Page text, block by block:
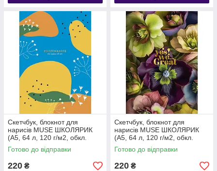
Скетчбук, блокнот для
нарисів MUSE ШКОЛЯРИК
(А5, 64 л, 120 г/м2, обкл.
картон)
Готово до відправки
220 ₴
Скетчбук, блокнот для
нарисів MUSE ШКОЛЯРИК
(А5, 64 л, 120 г/м2, обкл.
картон)
Готово до відправки
220 ₴